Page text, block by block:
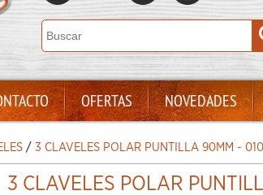
OFERTAS NOVEDADES
/ 3 CLAVELES POLAR PUNTILLA 90MM -
3 CLAVELES POLAR